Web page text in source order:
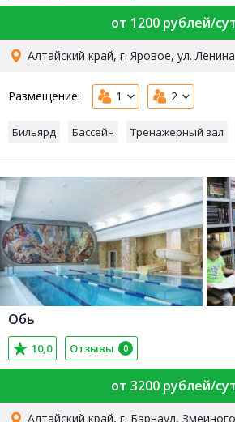
от 1200 рублей/
Алтайский край, г. Яровое, ул.
Размещение: 1 2
Бильярд Бассейн Тренажерный зал
Обь
10,0 Отзывы 0
от 3200 рублей/
Алтайский край, г. Барнаул,